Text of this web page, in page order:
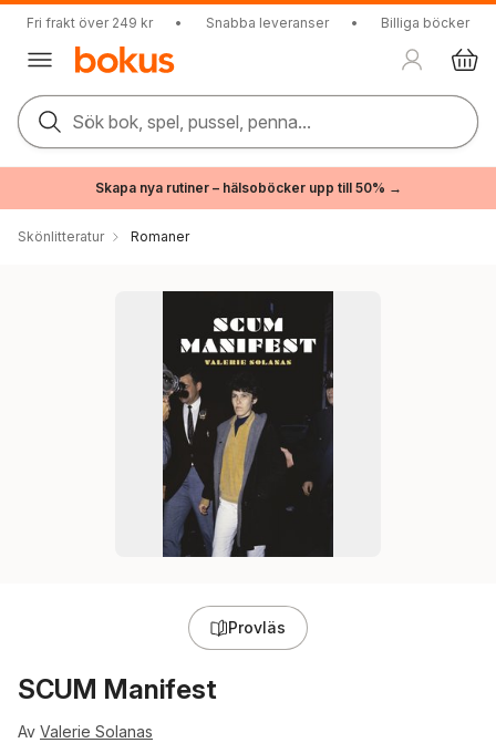
Fri frakt över 249 kr • Snabba leveranser • Billiga böcker
Sök bok, spel, pussel, penna...
Skapa nya rutiner – hälsoböcker upp till 50% →
Skönlitteratur Romaner
Provläs
SCUM Manifest
Av Valerie Solanas